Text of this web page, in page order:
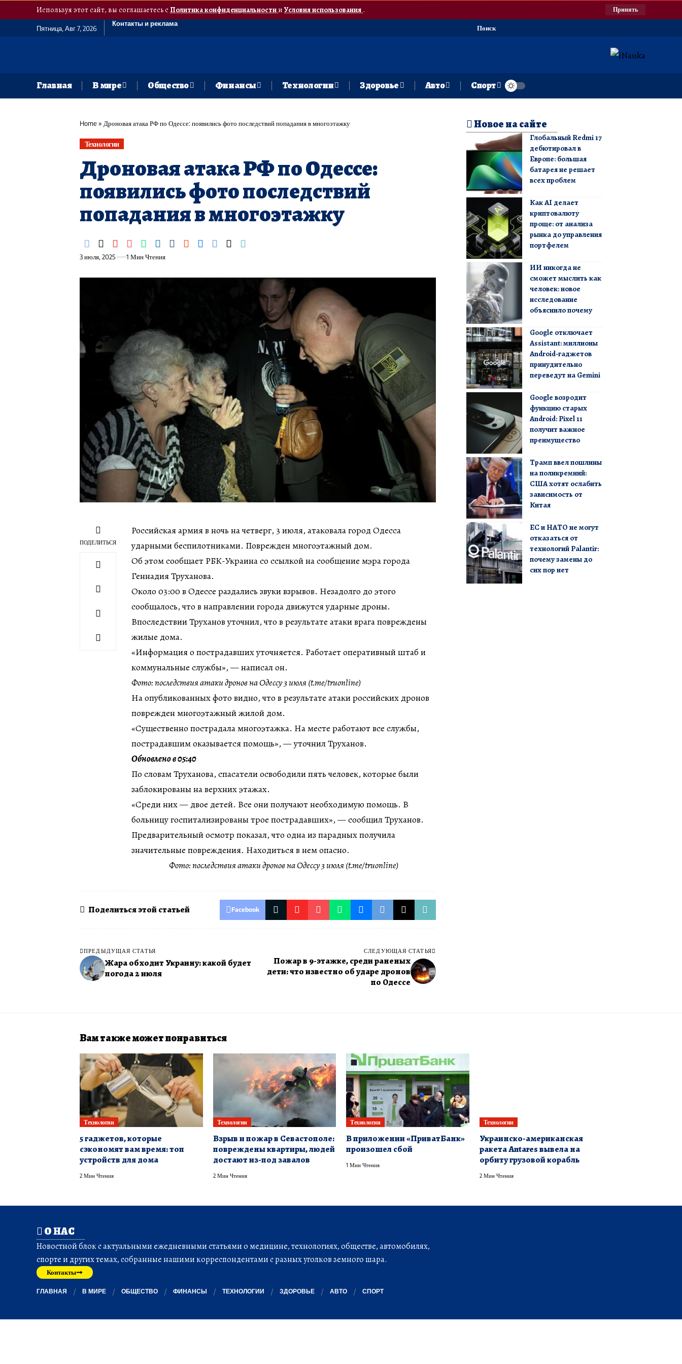
Используя этот сайт, вы соглашаетесь сПолитика конфиденциальностии Условия использования. Принять
Пятница, Авг 7, 2026
Контакты и реклама
Поиск
Главная В мире Общество Финансы Технологии Здоровье Авто Спорт
Home» Дроновая атака РФ по Одессе: появились фото последствий попадания в многоэтажку
Технологии
Дроновая атака РФ по Одессе:
появились фото последствий
попадания в многоэтажку
3 июля, 2025 1 Мин Чтения
ПОДЕЛИТЬСЯ
Российская армия в ночь на четверг, 3 июля, атаковала город Одесса
ударными беспилотниками. Поврежден многоэтажный дом.
Об этом сообщает РБК-Украина со ссылкой на сообщение мэра города
Геннадия Труханова.
Около 03:00 в Одессе раздались звуки взрывов. Незадолго до этого
сообщалось, что в направлении города движутся ударные дроны.
Впоследствии Труханов уточнил, что в результате атаки врага повреждены
жилые дома.
«Информация о пострадавших уточняется. Работает оперативный штаб и
коммунальные службы», — написал он.
Фото: последствия атаки дронов на Одессу 3 июля (t.me/truonline)
На опубликованных фото видно, что в результате атаки российских дронов
поврежден многоэтажный жилой дом.
«Существенно пострадала многоэтажка. На месте работают все службы,
пострадавшим оказывается помощь», — уточнил Труханов.
Обновлено в 05:40
По словам Труханова, спасатели освободили пять человек, которые были
заблокированы на верхних этажах.
«Среди них — двое детей. Все они получают необходимую помощь. В
больницу госпитализированы трое пострадавших», — сообщил Труханов.
Предварительный осмотр показал, что одна из парадных получила
значительные повреждения. Находиться в нем опасно.
Фото: последствия атаки дронов на Одессу 3 июля (t.me/truonline)
Поделиться этой статьей Facebook
ПРЕДЫДУЩАЯ СТАТЬЯ
Жара обходит Украину: какой будет
погода 2 июля
СЛЕДУЮЩАЯ СТАТЬЯ
Пожар в 9-этажке, среди раненых
дети: что известно об ударе дронов
по Одессе
Новое на сайте
Глобальный Redmi 17
дебютировал в
Европе: большая
батарея не решает
всех проблем
Как AI делает
криптовалюту
проще: от анализа
рынка до управления
портфелем
ИИ никогда не
сможет мыслить как
человек: новое
исследование
объяснило почему
Google отключает
Assistant: миллионы
Android-гаджетов
принудительно
переведут на Gemini
Google возродит
функцию старых
Android: Pixel 11
получит важное
преимущество
Трамп ввел пошлины
на поликремний:
США хотят ослабить
зависимость от
Китая
ЕС и НАТО не могут
отказаться от
технологий Palantir:
почему замены до
сих пор нет
Вам также может понравиться
Технологии
5 гаджетов, которые
сэкономят вам время: топ
устройств для дома
2 Мин Чтения
Технологии
Взрыв и пожар в Севастополе:
повреждены квартиры, людей
достают из-под завалов
2 Мин Чтения
Технологии
В приложении «ПриватБанк»
произошел сбой
1 Мин Чтения
Технологии
Украинско-американская
ракета Antares вывела на
орбиту грузовой корабль
2 Мин Чтения
О НАС
Новостной блок с актуальными ежедневными статьями о медицине, технологиях, обществе, автомобилях,
спорте и других темах, собранные нашими корреспондентами с разных уголков земного шара.
Контакты
ГЛАВНАЯ В МИРЕ ОБЩЕСТВО ФИНАНСЫ ТЕХНОЛОГИИ ЗДОРОВЬЕ АВТО СПОРТ